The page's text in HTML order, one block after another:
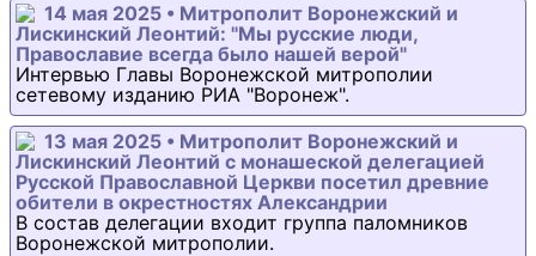
14 мая 2025 • Митрополит Воронежский и
Лискинский Леонтий: "Мы русские люди,
Православие всегда было нашей верой"
Интервью Главы Воронежской митрополии
сетевому изданию РИА "Воронеж".
13 мая 2025 • Митрополит Воронежский и
Лискинский Леонтий с монашеской делегацией
Русской Православной Церкви посетил древние
обители в окрестностях Александрии
В состав делегации входит группа паломников
Воронежской митрополии.